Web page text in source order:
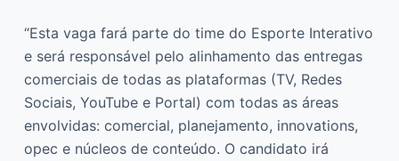
“Esta vaga fará parte do time do Esporte Interativo
e será responsável pelo alinhamento das entregas
comerciais de todas as plataformas (TV, Redes
Sociais, YouTube e Portal) com todas as áreas
envolvidas: comercial, planejamento, innovations,
opec e núcleos de conteúdo. O candidato irá